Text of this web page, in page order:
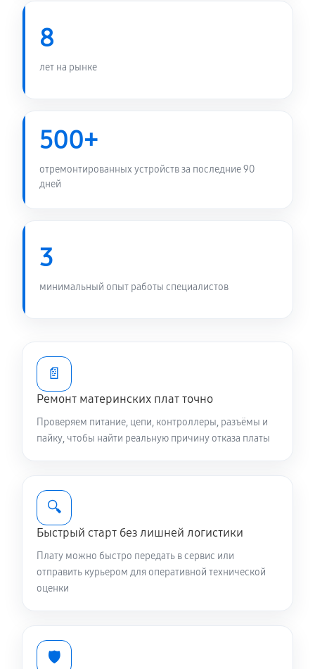
8
лет на рынке
500+
отремонтированных устройств за последние 90
дней
3
минимальный опыт работы специалистов
📄
Ремонт материнских плат точно
Проверяем питание, цепи, контроллеры, разъёмы и
пайку, чтобы найти реальную причину отказа платы
🔍
Быстрый старт без лишней логистики
Плату можно быстро передать в сервис или
отправить курьером для оперативной технической
оценки
🛡️